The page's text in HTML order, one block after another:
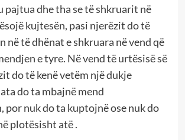
pajtua dhe tha se të shkruarit në
kujtesën, pasi njerëzit do të
në të dhënat e shkruara në vend që
e tyre. Në vend të urtësisë së
do të kenë vetëm një dukje
do ta mbajnë mend
por nuk do ta kuptojnë ose nuk do
plotësisht atë .